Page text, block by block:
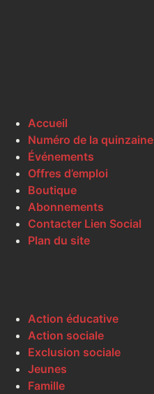
Accueil
Numéro de la quinzaine
Événements
Offres d’emploi
Boutique
Abonnements
Contacter Lien Social
Plan du site
Action éducative
Action sociale
Exclusion sociale
Jeunes
Famille